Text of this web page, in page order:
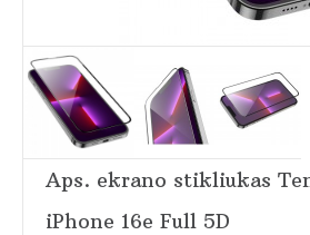
Aps. ekrano stikliukas
iPhone 16e Full 5D